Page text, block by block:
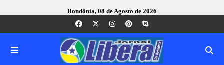
Rondônia, 08 de Agosto de 2026